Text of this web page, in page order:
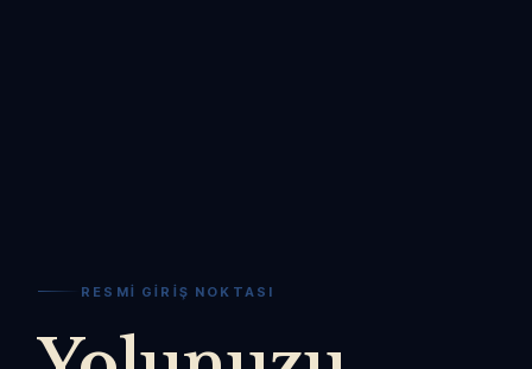
RESMI GIRIŞ NOKTASI